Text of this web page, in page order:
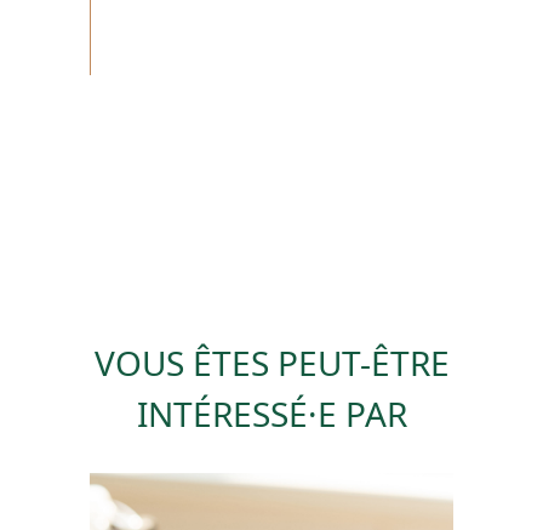
VOUS ÊTES PEUT-ÊTRE
INTÉRESSÉ·E PAR